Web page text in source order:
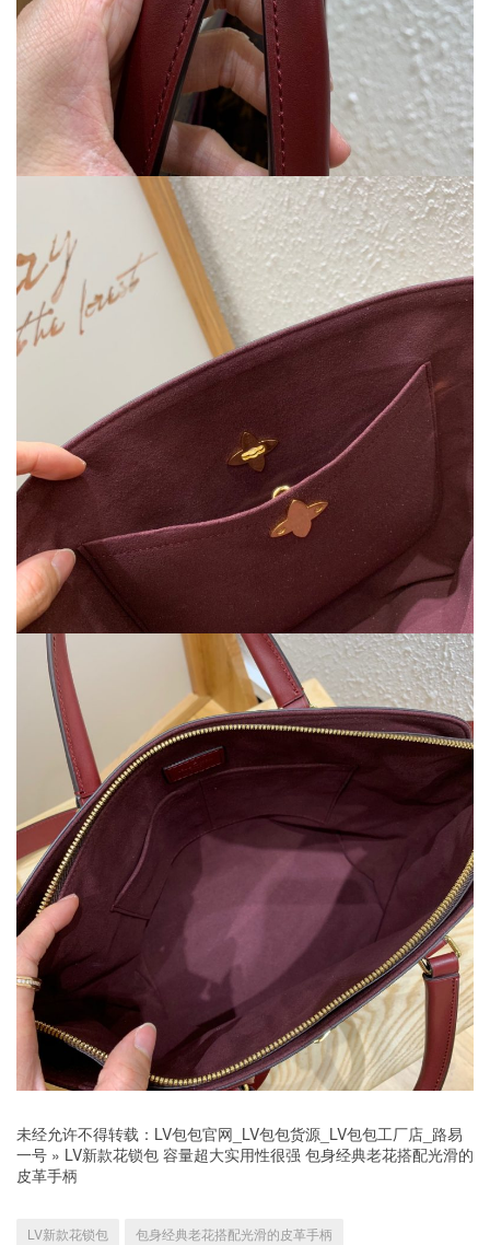
未经允许不得转载： LV包包官网_LV包包货源_LV包包工厂店_路易
一号 » LV新款花锁包 容量超大实用性很强 包身经典老花搭配光滑的
皮革手柄
LV新款花锁包
包身经典老花搭配光滑的皮革手柄